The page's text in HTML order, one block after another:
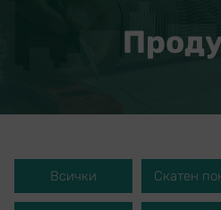
Всички Скатен